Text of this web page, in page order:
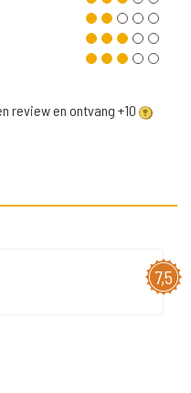
review en ontvang +10
7,5